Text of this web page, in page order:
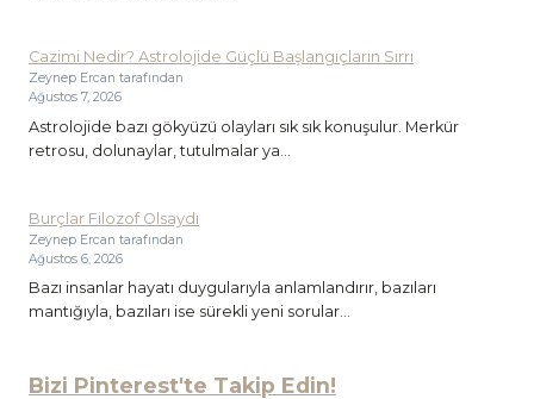
Cazimi Nedir? Astrolojide Güçlü Başlangıçların Sırrı
Zeynep Ercan tarafından
Ağustos 7, 2026
Astrolojide bazı gökyüzü olayları sık sık konuşulur. Merkür
retrosu, dolunaylar, tutulmalar ya...
Burçlar Filozof Olsaydı
Zeynep Ercan tarafından
Ağustos 6, 2026
Bazı insanlar hayatı duygularıyla anlamlandırır, bazıları
mantığıyla, bazıları ise sürekli yeni sorular...
Bizi Pinterest'te Takip Edin!